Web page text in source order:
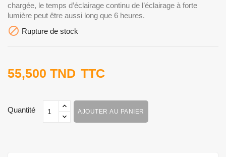
chargée, le temps d’éclairage continu de l’éclairage à forte
lumière peut être aussi long que 6 heures.
 Rupture de stock
55,500 TND TTC
Quantité AJOUTER AU PANIER